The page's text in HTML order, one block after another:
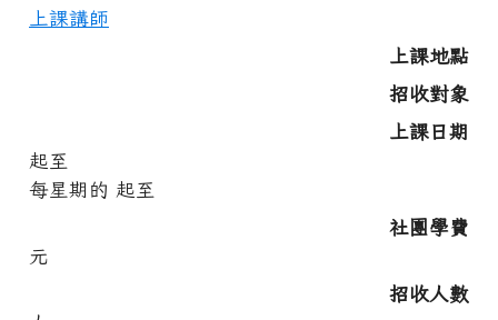
上課講師
上課地點
招收對象
上課日期
起至
每星期 的 起至
社團學費
元
招收人數